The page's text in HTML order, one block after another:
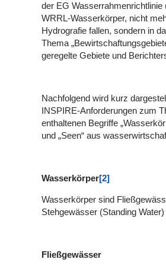
der EG Wasserrahmenrichtlinie
WRRL-Wasserkörper, nicht
Hydrografie fallen, sondern in
Thema
geregelte Gebiete und
Nachfolgend wird kurz
INSPIRE-Anforderungen zum
enthaltenen Begriffe
und „Seen“ aus
Wasserkörper[2]
Wasserkörper sind
Stehgewässer (Standing
Fließgewässer